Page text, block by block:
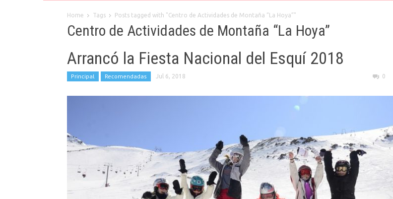
Home Tags Posts tagged with "Centro de Actividades de Montaña “La Hoya”"
Centro de Actividades de Montaña “La Hoya”
Arrancó la Fiesta Nacional del Esquí 2018
Principal Recomendadas Jul 6, 2018 0